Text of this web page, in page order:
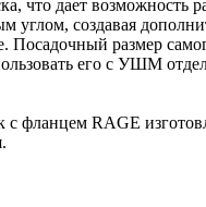
что дает возможность
углом, создавая
Посадочный размер
его с УШМ
фланцем RAGE